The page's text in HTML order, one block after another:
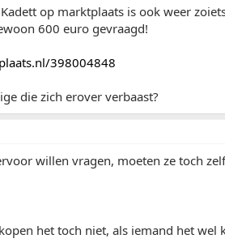
op marktplaats is ook weer
600 euro gevraagd!
398004848
die zich erover verbaast?
willen vragen, moeten ze toch
het toch niet, als iemand het